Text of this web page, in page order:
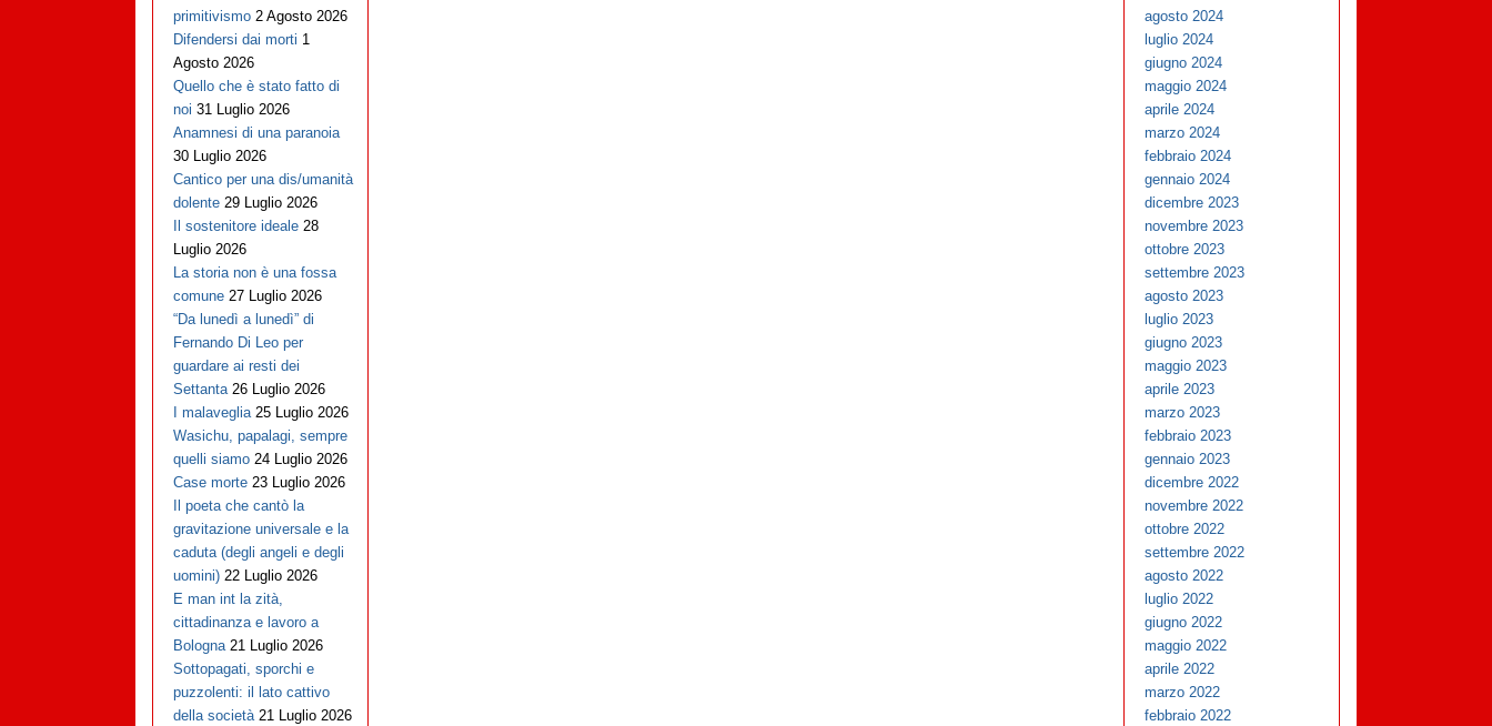
primitivismo 2 Agosto 2026
Difendersi dai morti 1
Agosto 2026
Quello che è stato fatto di
noi 31 Luglio 2026
Anamnesi di una paranoia
30 Luglio 2026
Cantico per una dis/umanità
dolente 29 Luglio 2026
Il sostenitore ideale 28
Luglio 2026
La storia non è una fossa
comune 27 Luglio 2026
“Da lunedì a lunedì” di
Fernando Di Leo per
guardare ai resti dei
Settanta 26 Luglio 2026
I malaveglia 25 Luglio 2026
Wasichu, papalagi, sempre
quelli siamo 24 Luglio 2026
Case morte 23 Luglio 2026
Il poeta che cantò la
gravitazione universale e la
caduta (degli angeli e degli
uomini) 22 Luglio 2026
E man int la zità,
cittadinanza e lavoro a
Bologna 21 Luglio 2026
Sottopagati, sporchi e
puzzolenti: il lato cattivo
della società 21 Luglio 2026
agosto 2024
luglio 2024
giugno 2024
maggio 2024
aprile 2024
marzo 2024
febbraio 2024
gennaio 2024
dicembre 2023
novembre 2023
ottobre 2023
settembre 2023
agosto 2023
luglio 2023
giugno 2023
maggio 2023
aprile 2023
marzo 2023
febbraio 2023
gennaio 2023
dicembre 2022
novembre 2022
ottobre 2022
settembre 2022
agosto 2022
luglio 2022
giugno 2022
maggio 2022
aprile 2022
marzo 2022
febbraio 2022